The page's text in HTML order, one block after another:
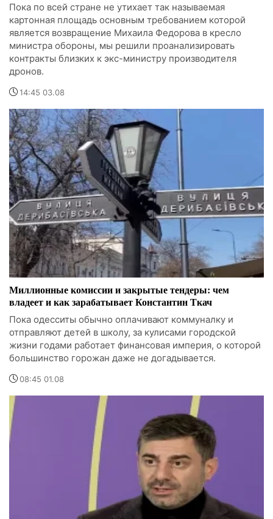
Пока по всей стране не утихает так называемая
картонная площадь основным требованием которой
является возвращение Михаила Федорова в кресло
министра обороны, мы решили проанализировать
контракты близких к экс-министру производителя
дронов.
14:45 03.08
Миллионные комиссии и закрытые тендеры: чем
владеет и как зарабатывает Константин Ткач
Пока одесситы обычно оплачивают коммуналку и
отправляют детей в школу, за кулисами городской
жизни годами работает финансовая империя, о которой
большинство горожан даже не догадывается.
08:45 01.08